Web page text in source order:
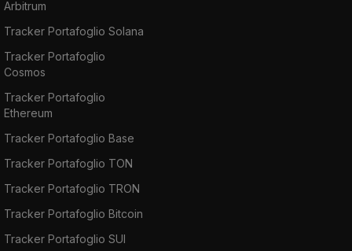
Arbitrum
Tracker Portafoglio Solana
Tracker Portafoglio
Cosmos
Tracker Portafoglio
Ethereum
Tracker Portafoglio Base
Tracker Portafoglio TON
Tracker Portafoglio TRON
Tracker Portafoglio Bitcoin
Tracker Portafoglio SUI